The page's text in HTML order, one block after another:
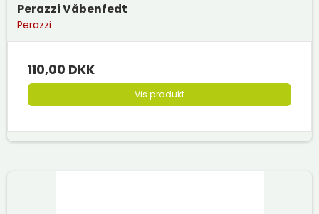
Perazzi Våbenfedt
Perazzi
110,00 DKK
Vis produkt